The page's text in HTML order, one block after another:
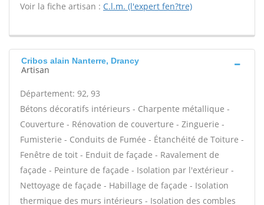
Voir la fiche artisan : C.l.m. (l'expert fen?tre)
Cribos alain Nanterre, Drancy
Artisan
Département: 92, 93
Bétons décoratifs intérieurs - Charpente métallique -
Couverture - Rénovation de couverture - Zinguerie -
Fumisterie - Conduits de Fumée - Étanchéité de Toiture -
Fenêtre de toit - Enduit de façade - Ravalement de
façade - Peinture de façade - Isolation par l'extérieur -
Nettoyage de façade - Habillage de façade - Isolation
thermique des murs intérieurs - Isolation des combles